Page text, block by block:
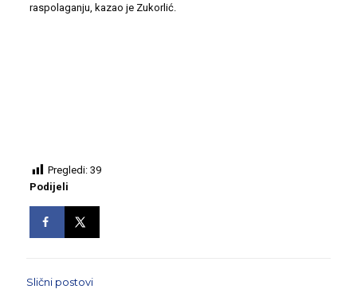
raspolaganju, kazao je Zukorlić.
Pregledi: 39
Podijeli
Slični postovi